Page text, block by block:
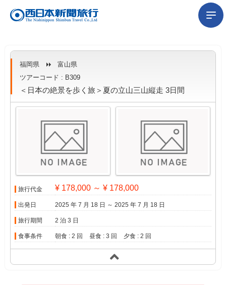
福岡県
富山県
ツアーコード : B309
＜日本の絶景を歩く旅＞夏の立山三山縦走 3日間
旅行代金 ¥ 178,000 ～ ¥ 178,000
出発日 2025 年 7 月 18 日 ～ 2025 年 7 月 18 日
旅行期間 2 泊 3 日
食事条件 朝食 : 2 回 昼食 : 3 回 夕食 : 2 回